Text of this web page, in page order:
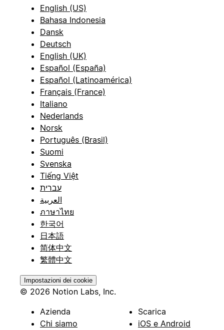
English (US)
Bahasa Indonesia
Dansk
Deutsch
English (UK)
Español (España)
Español (Latinoamérica)
Français (France)
Italiano
Nederlands
Norsk
Português (Brasil)
Suomi
Svenska
Tiếng Việt
עברית
العربية
ภาษาไทย
한국어
日本語
简体中文
繁體中文
Impostazioni dei cookie
© 2026 Notion Labs, Inc.
Azienda
Chi siamo
Scarica
iOS e Android